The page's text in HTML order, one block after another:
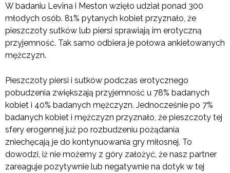
W badaniu Levina i Meston wzięło udział ponad 300
młodych osób. 81% pytanych kobiet przyznało, że
pieszczoty sutków lub piersi sprawiają im erotyczną
przyjemność. Tak samo odbiera je połowa ankietowanych
mężczyzn.
Pieszczoty piersi i sutków podczas erotycznego
pobudzenia zwiększają przyjemność u 78% badanych
kobiet i 40% badanych mężczyzn. Jednocześnie po 7%
badanych kobiet i mężczyzn przyznało, że pieszczoty tej
sfery erogennej już po rozbudzeniu pożądania
zniechęcają je do kontynuowania gry miłosnej. To
dowodzi, iż nie możemy z góry założyć, że nasz partner
zareaguje pozytywnie lub negatywnie na dotyk w tej